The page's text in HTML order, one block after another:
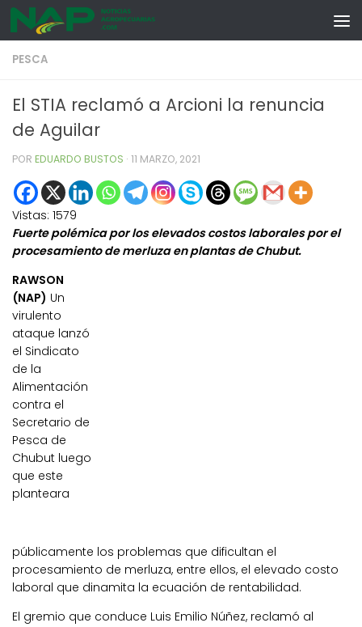
Skip to content
PESCA
El STIA reclamó a Arcioni la renuncia
de Aguilar
POR EDUARDO BUSTOS · 11 MARZO, 2021
Vistas: 1579
Fuerte polémica por los elevados costos laborales por el
procesamiento de merluza en plantas de Chubut.
RAWSON
(NAP) Un
virulento
ataque lanzó
el Sindicato
de la
Alimentación
contra el
Secretario de
Pesca de
Chubut luego
que este
planteara
públicamente los problemas que dificultan el
procesamiento de merluza, entre ellos, el elevado costo
laboral que dinamita la ecuación de rentabilidad.
El gremio que conduce Luis Emilio Núñez, reclamó al